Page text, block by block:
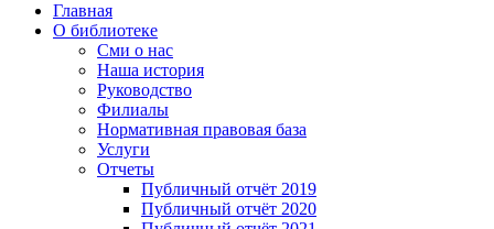
Главная
О библиотеке
Сми о нас
Наша история
Руководство
Филиалы
Нормативная правовая база
Услуги
Отчеты
Публичный отчёт 2019
Публичный отчёт 2020